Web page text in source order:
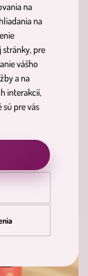
na
na
stránky, pre
vášho
a na
interakcií,
pre vás
a